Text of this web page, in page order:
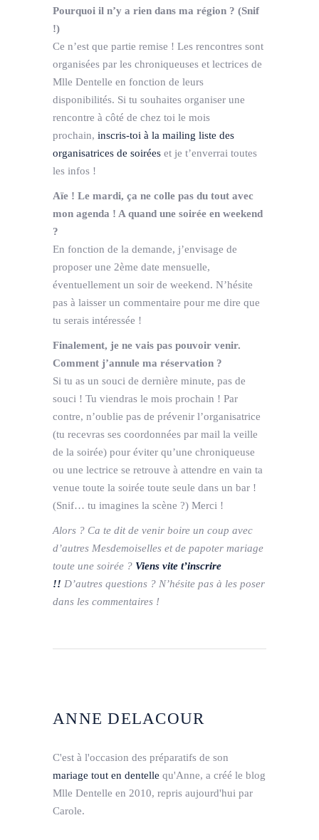
Pourquoi il n’y a rien dans ma région ? (Snif
!)
Ce n’est que partie remise ! Les rencontres sont
organisées par les chroniqueuses et lectrices de
Mlle Dentelle en fonction de leurs
disponibilités. Si tu souhaites organiser une
rencontre à côté de chez toi le mois
prochain, inscris-toi à la mailing liste des
organisatrices de soirées et je t’enverrai toutes
les infos !
Aïe ! Le mardi, ça ne colle pas du tout avec
mon agenda ! A quand une soirée en weekend
?
En fonction de la demande, j’envisage de
proposer une 2ème date mensuelle,
éventuellement un soir de weekend. N’hésite
pas à laisser un commentaire pour me dire que
tu serais intéressée !
Finalement, je ne vais pas pouvoir venir.
Comment j’annule ma réservation ?
Si tu as un souci de dernière minute, pas de
souci ! Tu viendras le mois prochain ! Par
contre, n’oublie pas de prévenir l’organisatrice
(tu recevras ses coordonnées par mail la veille
de la soirée) pour éviter qu’une chroniqueuse
ou une lectrice se retrouve à attendre en vain ta
venue toute la soirée toute seule dans un bar !
(Snif… tu imagines la scène ?) Merci !
Alors ? Ca te dit de venir boire un coup avec
d’autres Mesdemoiselles et de papoter mariage
toute une soirée ? Viens vite t’inscrire
!! D’autres questions ? N’hésite pas à les poser
dans les commentaires !
ANNE DELACOUR
C'est à l'occasion des préparatifs de son
mariage tout en dentelle qu'Anne, a créé le blog
Mlle Dentelle en 2010, repris aujourd'hui par
Carole.